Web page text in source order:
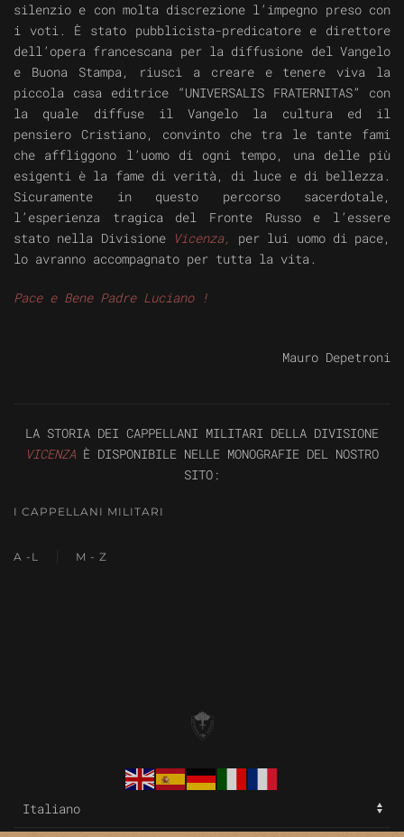
silenzio e con molta discrezione l’impegno preso con
i voti. È stato pubblicista-predicatore e direttore
dell’opera francescana per la diffusione del Vangelo
e Buona Stampa, riuscì a creare e tenere viva la
piccola casa editrice “UNIVERSALIS FRATERNITAS” con
la quale diffuse il Vangelo la cultura ed il
pensiero Cristiano, convinto che tra le tante fami
che affliggono l’uomo di ogni tempo, una delle più
esigenti è la fame di verità, di luce e di bellezza.
Sicuramente in questo percorso sacerdotale,
l’esperienza tragica del Fronte Russo e l’essere
stato nella Divisione Vicenza,
per lui uomo di pace,
lo avranno accompagnato per tutta la vita.
Pace e Bene Padre Luciano !
Mauro Depetroni
LA STORIA DEI CAPPELLANI MILITARI DELLA DIVISIONE
VICENZA È DISPONIBILE NELLE MONOGRAFIE DEL NOSTRO
SITO:
I CAPPELLANI MILITARI
A -L M - Z